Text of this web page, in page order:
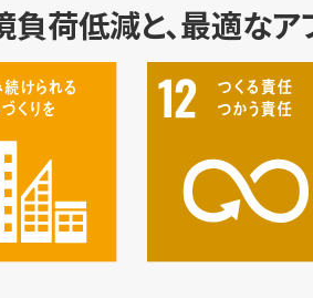
荷低減と、最適なア